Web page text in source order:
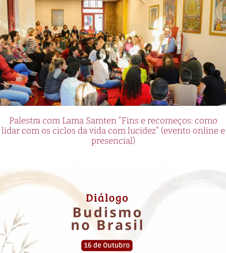
Palestra com Lama Samten “Fins e recomeços: como
lidar com os ciclos da vida com lucidez” (evento online e
presencial)